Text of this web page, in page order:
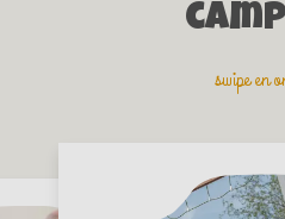
swipe en